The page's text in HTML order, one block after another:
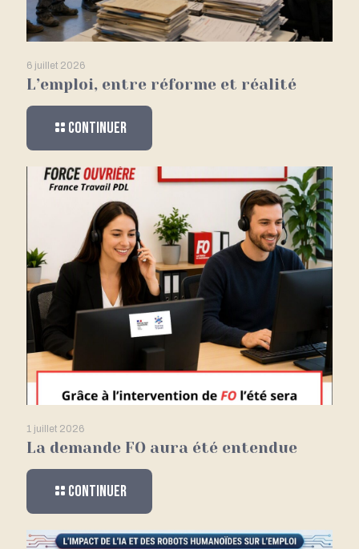
6 juillet 2026
L’emploi, entre réforme et réalité
Continuer
1 juillet 2026
La demande FO aura été entendue
Continuer